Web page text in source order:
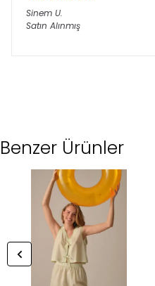
Sinem U.
Satın Alınmış
Benzer Ürünler